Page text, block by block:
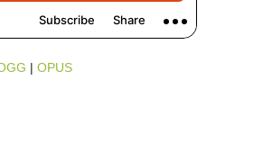
| OPUS